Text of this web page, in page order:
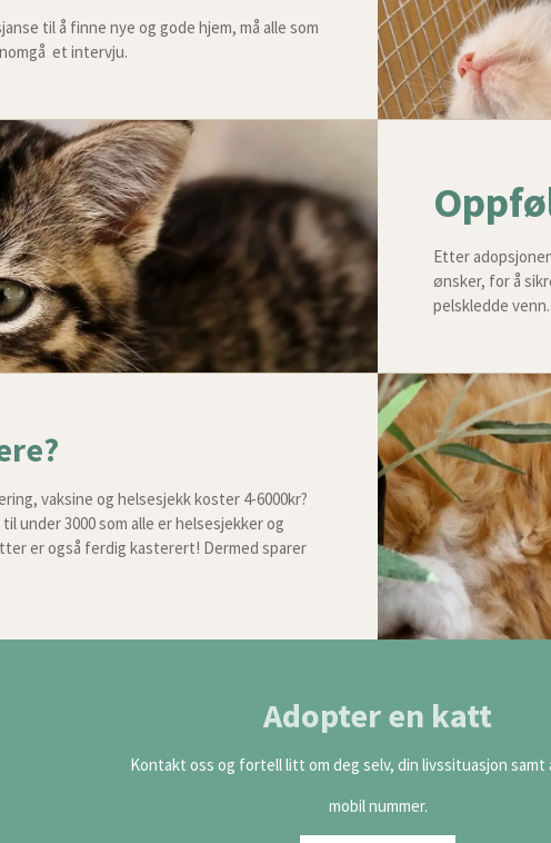
til å finne nye og gode hjem, må alle som
et intervju.
Etter
ønsker, for å
pelskledde venn.
vaksine og helsesjekk koster 4-6000kr?
under 3000 som alle er helsesjekker og
er også ferdig kasterert! Dermed sparer
Adopter en katt
Kontakt oss og fortell litt om deg selv, din livssituasjon samt
mobil nummer.